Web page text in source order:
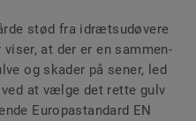
stød fra idrætsudøvere
at der er en sammen-
og skader på sener, led
at vælge det rette gulv
Europastandard EN